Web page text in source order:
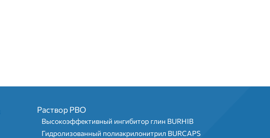
Раствор РВО
Высокоэффективный ингибитор глин BURHIB
Гидролизованный полиакрилонитрил BURCAPS